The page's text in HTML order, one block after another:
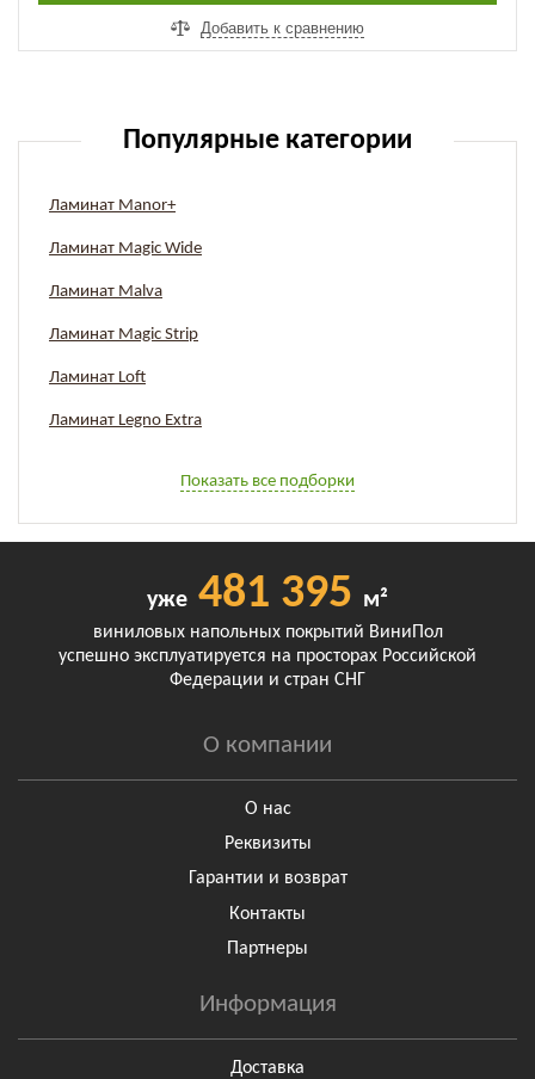
Добавить к сравнению
Популярные категории
Ламинат Manor+
Ламинат Magic Wide
Ламинат Malva
Ламинат Magic Strip
Ламинат Loft
Ламинат Legno Extra
Показать все подборки
уже 481 395 м²
виниловых напольных покрытий ВиниПол
успешно эксплуатируется на просторах Российской
Федерации и стран СНГ
О компании
О нас
Реквизиты
Гарантии и возврат
Контакты
Партнеры
Информация
Доставка